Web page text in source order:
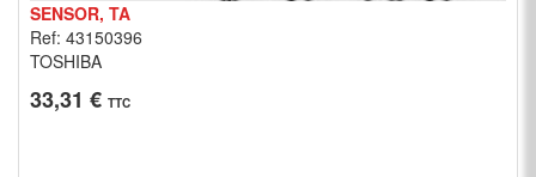
SENSOR, TA
Ref: 43150396
TOSHIBA
33,31 € TTC